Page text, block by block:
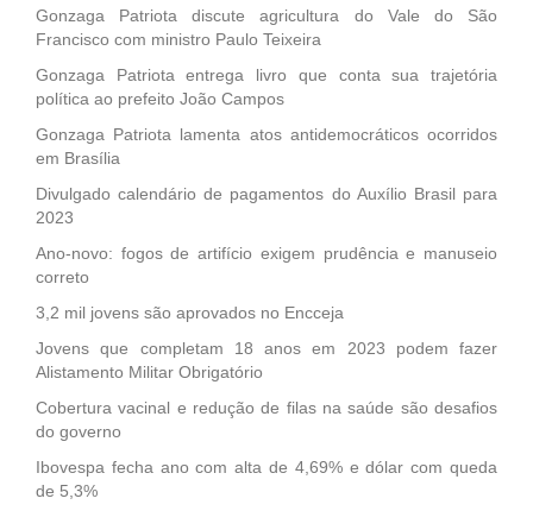
Gonzaga Patriota discute agricultura do Vale do São
Francisco com ministro Paulo Teixeira
Gonzaga Patriota entrega livro que conta sua trajetória
política ao prefeito João Campos
Gonzaga Patriota lamenta atos antidemocráticos ocorridos
em Brasília
Divulgado calendário de pagamentos do Auxílio Brasil para
2023
Ano-novo: fogos de artifício exigem prudência e manuseio
correto
3,2 mil jovens são aprovados no Encceja
Jovens que completam 18 anos em 2023 podem fazer
Alistamento Militar Obrigatório
Cobertura vacinal e redução de filas na saúde são desafios
do governo
Ibovespa fecha ano com alta de 4,69% e dólar com queda
de 5,3%